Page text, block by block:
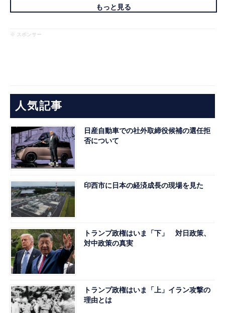
もっと見る
※ スポンサー
人気記事
日産自動車での社外取締役候補の選任拒
否について
印西市に日本の経済成長の現場を見た
トランプ政権はいま「下」 対日政策、
対中政策の真実
トランプ政権はいま「上」イラン攻撃の
理由とは